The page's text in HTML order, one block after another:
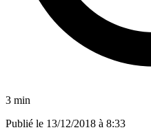
3 min
Publié le 13/12/2018 à 8:33